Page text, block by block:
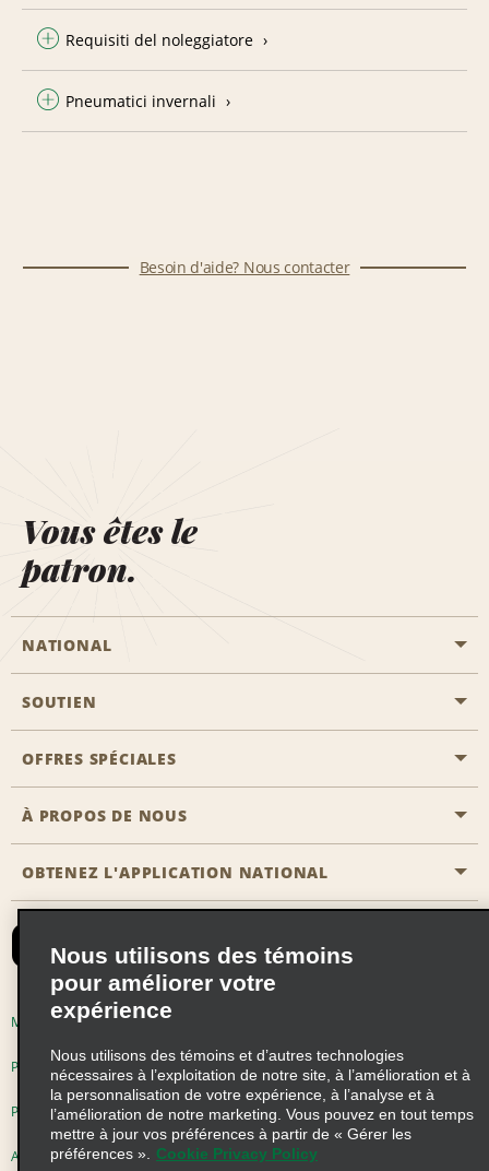
Requisiti del noleggiatore
Pneumatici invernali
Besoin d'aide? Nous contacter
Vous êtes le
patron.
NATIONAL
Aviation générale
Emplacements Emerald Aisle
Agents de voyage
Réserver un véhicule pour quelqu'un d'autre
Emerald Club se connecter
Emerald Club S'inscrire
Emerald Club Avantages
Emerald Club Services
SOUTIEN
Clients ayant un handicap
Nous contacter
FAQ
OFFRES SPÉCIALES
Toutes les offres
Abonnement aux courriels
À PROPOS DE NOUS
Histoire de l’entreprise
Nouvelles et histoires
Responsabilité sociale
Occasions de franchise mondiales
Perspectives de carrière
OBTENEZ L'APPLICATION NATIONAL
Modalités d'utilisation
Politique sur les fichiers témoins
Pluriannuel d'accessibilité Choix de confidentialité
AdChoices
Nous utilisons des témoins
pour améliorer votre
expérience
Nous utilisons des témoins et d’autres technologies
nécessaires à l’exploitation de notre site, à l’amélioration et à
la personnalisation de votre expérience, à l’analyse et à
l’amélioration de notre marketing. Vous pouvez en tout temps
mettre à jour vos préférences à partir de « Gérer les
préférences ».
Cookie Privacy Policy